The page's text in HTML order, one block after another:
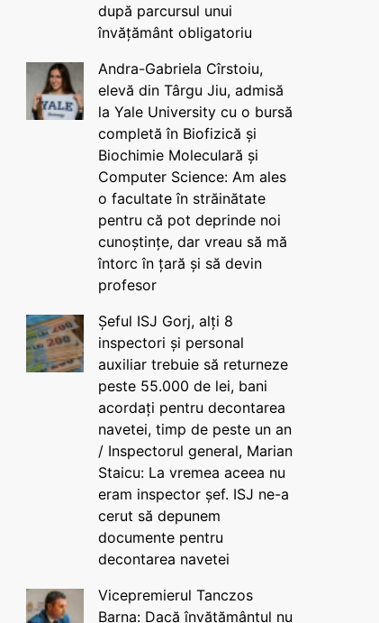
după parcursul unui
învățământ obligatoriu
Andra-Gabriela Cîrstoiu,
elevă din Târgu Jiu, admisă
la Yale University cu o bursă
completă în Biofizică și
Biochimie Moleculară și
Computer Science: Am ales
o facultate în străinătate
pentru că pot deprinde noi
cunoștințe, dar vreau să mă
întorc în țară și să devin
profesor
Șeful ISJ Gorj, alți 8
inspectori și personal
auxiliar trebuie să returneze
peste 55.000 de lei, bani
acordați pentru decontarea
navetei, timp de peste un an
/ Inspectorul general, Marian
Staicu: La vremea aceea nu
eram inspector șef. ISJ ne-a
cerut să depunem
documente pentru
decontarea navetei
Vicepremierul Tanczos
Barna: Dacă învățământul nu